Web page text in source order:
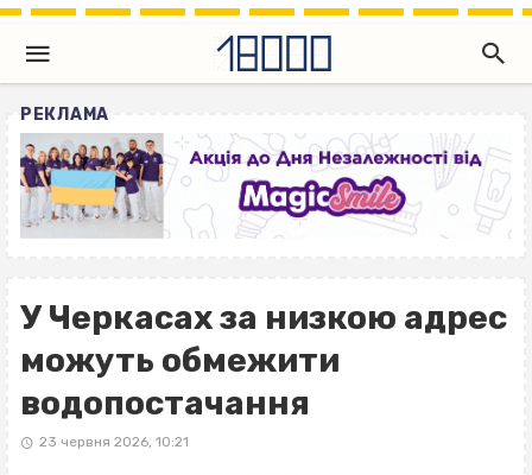
РЕКЛАМА
У Черкасах за низкою адрес
можуть обмежити
водопостачання
23 червня 2026, 10:21